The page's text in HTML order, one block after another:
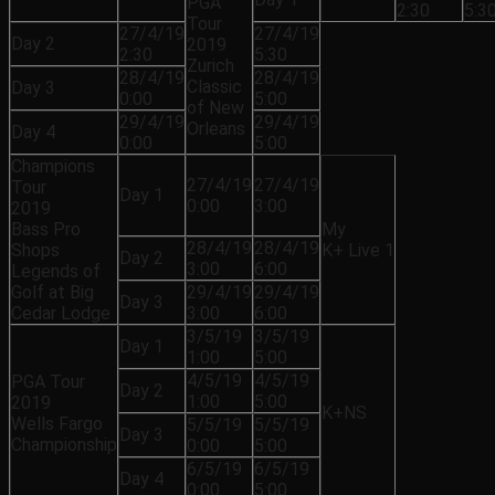
Tour
2019
Zurich
Classic
of New
Orleans
2:30
Day 2
27/4/19
2:30
27/4/19
5:30
Day 3
28/4/19
0:00
28/4/19
5:00
Day 4
29/4/19
0:00
29/4/19
5:00
Champions
Tour
2019
Bass Pro
Shops
Legends of
Golf at Big
Cedar Lodge
Day 1
27/4/19
0:00
27/4/19
3:00
My
K+ Live 1
Day 2
28/4/19
3:00
28/4/19
6:00
Day 3
29/4/19
3:00
29/4/19
6:00
PGA Tour
2019
Wells Fargo
Championship
Day 1
3/5/19
1:00
3/5/19
5:00
K+NS
Day 2
4/5/19
1:00
4/5/19
5:00
Day 3
5/5/19
0:00
5/5/19
5:00
Day 4
6/5/19
0:00
6/5/19
5:00